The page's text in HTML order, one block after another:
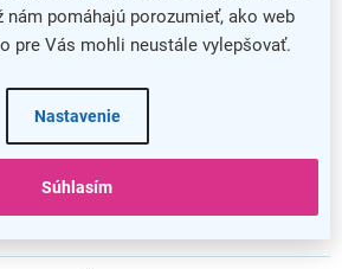
nám pomáhajú porozumieť, ako web
pre Vás mohli neustále vylepšovať.
Nastavenie
Súhlasím
6,5 cm
plast